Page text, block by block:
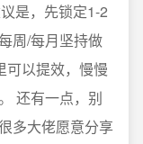
是，先锁定1-2
周/每月坚持做
可以提效，慢慢
还有一点，别
多大佬愿意分享